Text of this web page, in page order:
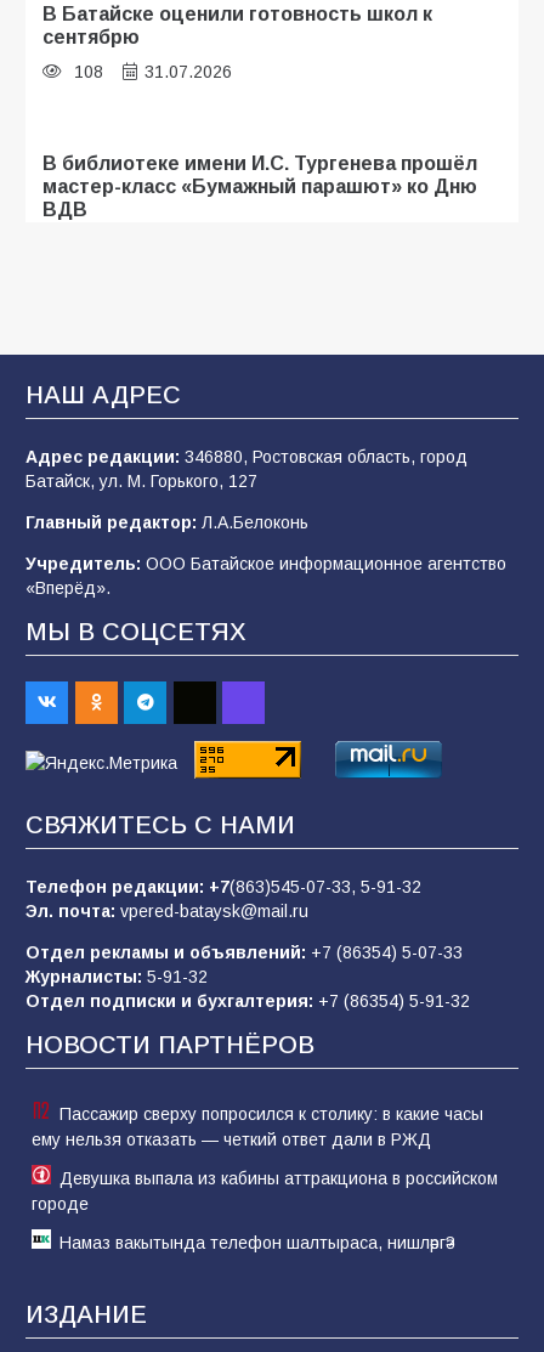
В Батайске оценили готовность школ к
сентябрю
108 31.07.2026
В библиотеке имени И.С. Тургенева прошёл
мастер-класс «Бумажный парашют» ко Дню
ВДВ
образовательного кластера
106 05.08.2026
«Мобилизация или набор?» Что на самом
деле происходит в армии России в августе
2026 года
101 03.08.2026
В Батайске продолжаются дорожные работы
98 04.08.2026
заявления о мобилизации — это
пропагандистский вброс
«Слухами Москву не возьмёшь»: почему
заявления Киева о мобилизации — это
отчаяние, а не разведка
81 02.08.2026
НАШ АДРЕС
Адрес редакции: 346880, Ростовская область, город
Батайск, ул. М. Горького, 127
Главный редактор: Л.А.Белоконь
Учредитель: ООО Батайское информационное агентство
«Вперёд».
МЫ В СОЦСЕТЯХ
СВЯЖИТЕСЬ С НАМИ
Телефон редакции: +7(863)545-07-33, 5-91-32
Эл. почта: vpered-bataysk@mail.ru
Отдел рекламы и объявлений: +7 (86354) 5-07-33
Журналисты: 5-91-32
Отдел подписки и бухгалтерия: +7 (86354) 5-91-32
НОВОСТИ ПАРТНЁРОВ
Пассажир сверху попросился к столику: в какие часы
ему нельзя отказать — четкий ответ дали в РЖД
Девушка выпала из кабины аттракциона в российском
городе
Намаз вакытында телефон шалтыраса, нишләргә?
ИЗДАНИЕ